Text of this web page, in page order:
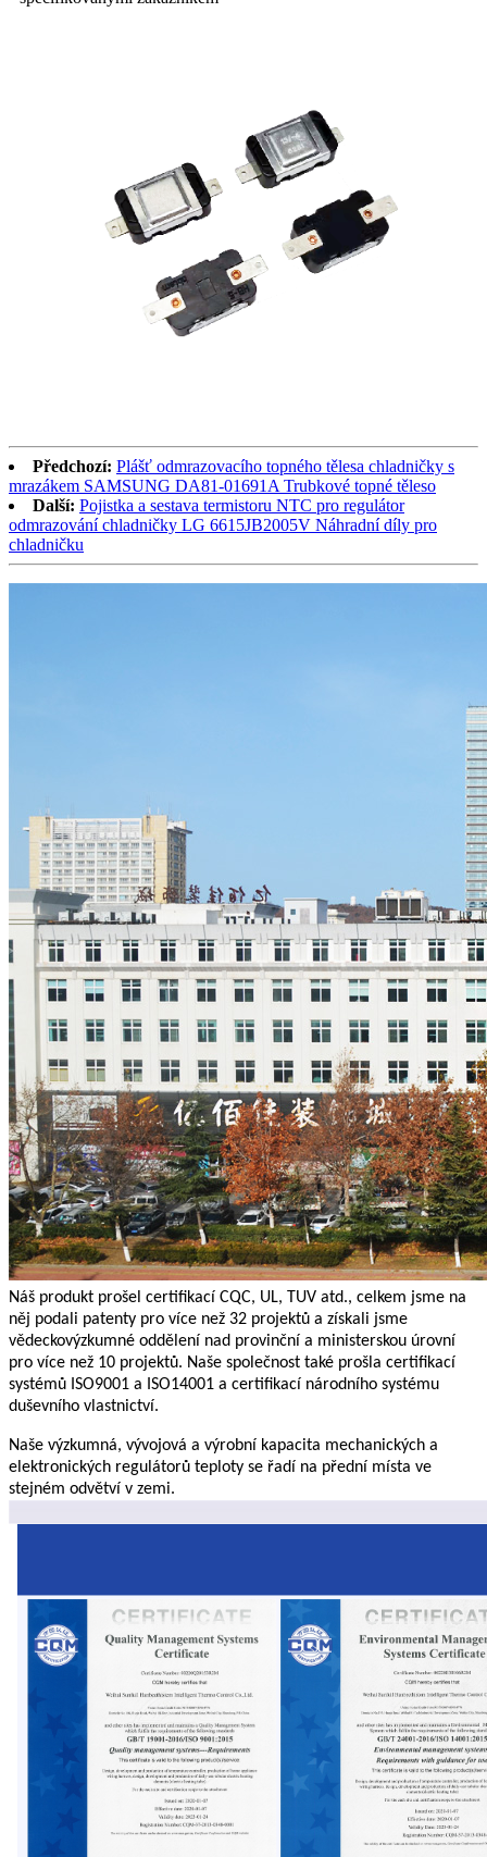
Předchozí: Plášť odmrazovacího topného tělesa chladničky s
mrazákem SAMSUNG DA81-01691A Trubkové topné těleso
Další: Pojistka a sestava termistoru NTC pro regulátor
odmrazování chladničky LG 6615JB2005V Náhradní díly pro
chladničku
Náš produkt prošel certifikací CQC, UL, TUV atd., celkem jsme na
něj podali patenty pro více než 32 projektů a získali jsme
vědeckovýzkumné oddělení nad provinční a ministerskou úrovní
pro více než 10 projektů. Naše společnost také prošla certifikací
systémů ISO9001 a ISO14001 a certifikací národního systému
duševního vlastnictví.
Naše výzkumná, vývojová a výrobní kapacita mechanických a
elektronických regulátorů teploty se řadí na přední místa ve
stejném odvětví v zemi.